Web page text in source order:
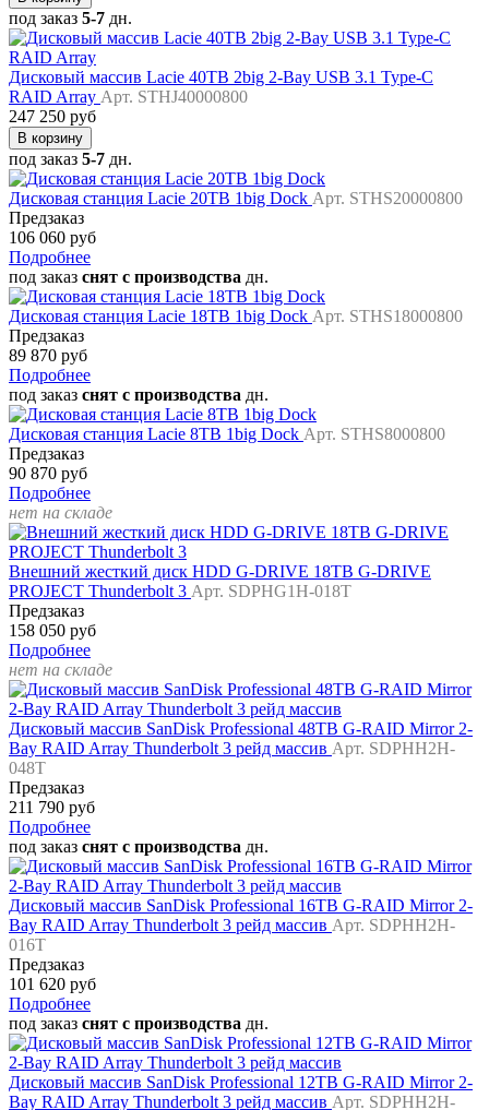
под заказ 5-7 дн.
Дисковый массив Lacie 40TB 2big 2-Bay USB 3.1 Type-C
RAID Array Арт. STHJ40000800
247 250 руб
В корзину
под заказ 5-7 дн.
Дисковая станция Lacie 20TB 1big Dock Арт. STHS20000800
Предзаказ
106 060 руб
Подробнее
под заказ снят с производства дн.
Дисковая станция Lacie 18TB 1big Dock Арт. STHS18000800
Предзаказ
89 870 руб
Подробнее
под заказ снят с производства дн.
Дисковая станция Lacie 8TB 1big Dock Арт. STHS8000800
Предзаказ
90 870 руб
Подробнее
нет на складе
Внешний жесткий диск HDD G-DRIVE 18TB G-DRIVE
PROJECT Thunderbolt 3 Арт. SDPHG1H-018T
Предзаказ
158 050 руб
Подробнее
нет на складе
Дисковый массив SanDisk Professional 48TB G-RAID Mirror 2-
Bay RAID Array Thunderbolt 3 рейд массив Арт. SDPHH2H-
048T
Предзаказ
211 790 руб
Подробнее
под заказ снят с производства дн.
Дисковый массив SanDisk Professional 16TB G-RAID Mirror 2-
Bay RAID Array Thunderbolt 3 рейд массив Арт. SDPHH2H-
016T
Предзаказ
101 620 руб
Подробнее
под заказ снят с производства дн.
Дисковый массив SanDisk Professional 12TB G-RAID Mirror 2-
Bay RAID Array Thunderbolt 3 рейд массив Арт. SDPHH2H-